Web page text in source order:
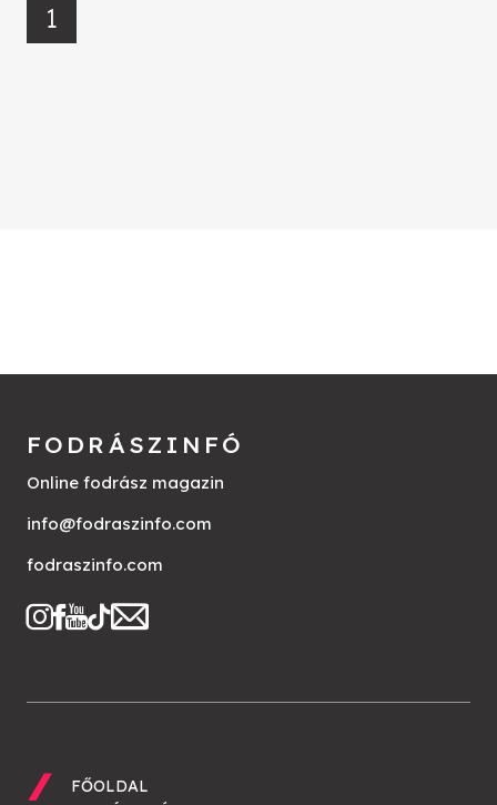
1
FODRÁSZINFÓ
Online fodrász magazin
info@fodraszinfo.com
fodraszinfo.com
FŐOLDAL